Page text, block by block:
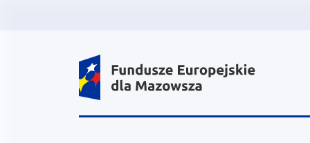
Fundusze Europejskie dla